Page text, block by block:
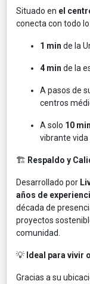
Situado en el
conecta con todo
1 min de la
4 min de la
A pasos de
centros
A solo 10
vibrante
🏗️ Respaldo y
Desarrollado por
años de
década de
proyectos
comunidad.
💡 Ideal para vivir
Gracias a su